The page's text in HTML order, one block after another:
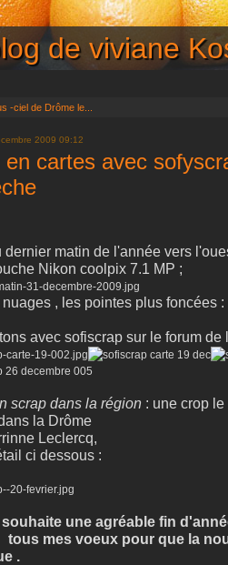
de viviane
-ciel de Drôme le...
2009 09:12
en cartes avec
dernier matin de l'année vers
Nikon coolpix 7.1 MP ;
nuages , les pointes plus foncées
avec sofiscrap sur le forum de
scrap dans la région : une crop
la Drôme
Leclercq,
ci dessous :
une agréable fin
tous mes voeux pour que la
.